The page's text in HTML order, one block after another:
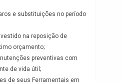
e substituições no período
na reposição de
orçamento;
preventivas com
de vida útil;
de seus Ferramentais em